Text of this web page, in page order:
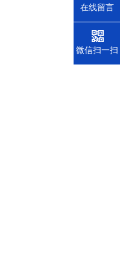
在线留言
微信扫一扫